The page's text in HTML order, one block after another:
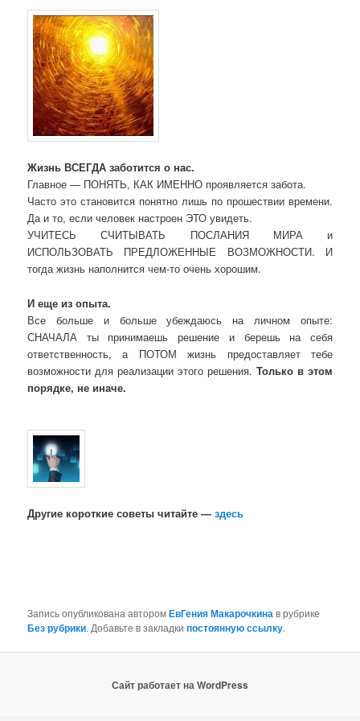
Жизнь ВСЕГДА заботится о нас.
Главное — ПОНЯТЬ, КАК ИМЕННО проявляется забота.
Часто это становится понятно лишь по прошествии времени.
Да и то, если человек настроен ЭТО увидеть.
УЧИТЕСЬ СЧИТЫВАТЬ ПОСЛАНИЯ МИРА и
ИСПОЛЬЗОВАТЬ ПРЕДЛОЖЕННЫЕ ВОЗМОЖНОСТИ. И
тогда жизнь наполнится чем-то очень хорошим.
И еще из опыта.
Все больше и больше убеждаюсь на личном опыте:
СНАЧАЛА ты принимаешь решение и берешь на себя
ответственность, а ПОТОМ жизнь предоставляет тебе
возможности для реализации этого решения. Только в этом
порядке, не иначе.
Другие короткие советы читайте —здесь
Запись опубликована авторомЕвГения Макарочкинав рубрике
Без рубрики. Добавьте в закладкипостоянную ссылку.
Сайт работает на WordPress